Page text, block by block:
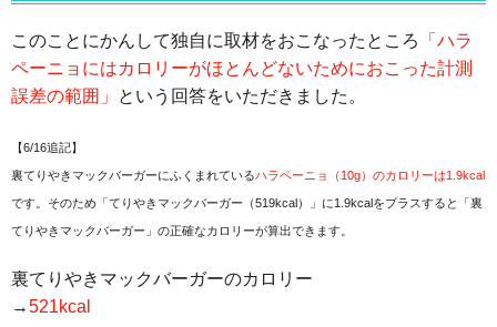
このことにかんして独自に取材をおこなったところ
「ハラ
ペーニョにはカロリーがほとんどないためにおこった計測
誤差の範囲」
という回答をいただきました。
【6/16追記】
裏てりやきマックバーガーにふくまれているハラペーニョ（10g）のカロリーは1.9kcal
です。そのため「てりやきマックバーガー（519kcal）」に1.9kcalをプラスすると「裏
てりやきマックバーガー」の正確なカロリーが算出できます。
裏てりやきマックバーガーのカロリー
→521kcal